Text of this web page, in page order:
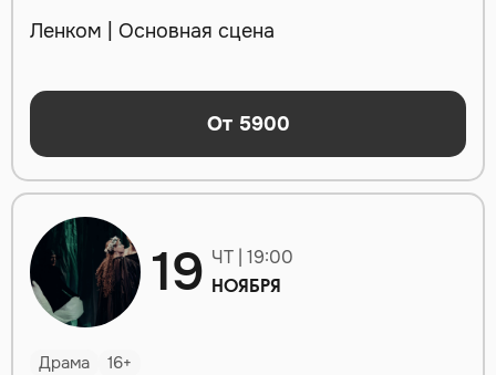
Ленком | Основная сцена
От 5900
19 ЧТ | 19:00
НОЯБРЯ
Драма 16+